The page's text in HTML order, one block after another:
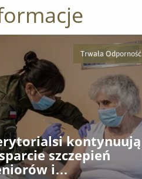
Trwała Odporność
kontynuują
szczepień
i